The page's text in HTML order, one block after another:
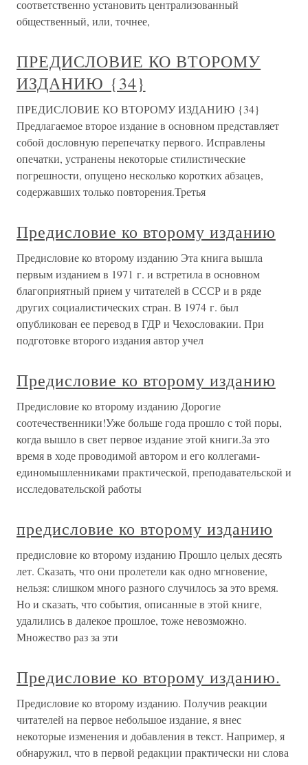
соответственно установить централизованный
общественный, или, точнее,
ПРЕДИСЛОВИЕ КО ВТОРОМУ
ИЗДАНИЮ {34}
ПРЕДИСЛОВИЕ КО ВТОРОМУ ИЗДАНИЮ {34}
Предлагаемое второе издание в основном представляет
собой дословную перепечатку первого. Исправлены
опечатки, устранены некоторые стилистические
погрешности, опущено несколько коротких абзацев,
содержавших только повторения.Третья
Предисловие ко второму изданию
Предисловие ко второму изданию Эта книга вышла
первым изданием в 1971 г. и встретила в основном
благоприятный прием у читателей в СССР и в ряде
других социалистических стран. В 1974 г. был
опубликован ее перевод в ГДР и Чехословакии. При
подготовке второго издания автор учел
Предисловие ко второму изданию
Предисловие ко второму изданию Дорогие
соотечественники!Уже больше года прошло с той поры,
когда вышло в свет первое издание этой книги.За это
время в ходе проводимой автором и его коллегами-
единомышленниками практической, преподавательской и
исследовательской работы
предисловие ко второму изданию
предисловие ко второму изданию Прошло целых десять
лет. Сказать, что они пролетели как одно мгновение,
нельзя: слишком много разного случилось за это время.
Но и сказать, что события, описанные в этой книге,
удалились в далекое прошлое, тоже невозможно.
Множество раз за эти
Предисловие ко второму изданию.
Предисловие ко второму изданию. Получив реакции
читателей на первое небольшое издание, я внес
некоторые изменения и добавления в текст. Например, я
обнаружил, что в первой редакции практически ни слова